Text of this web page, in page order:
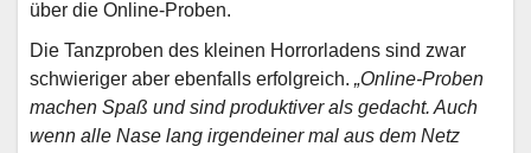
über die Online-Proben.
Die Tanzproben des kleinen Horrorladens sind zwar
schwieriger aber ebenfalls erfolgreich. „Online-Proben
machen Spaß und sind produktiver als gedacht. Auch
wenn alle Nase lang irgendeiner mal aus dem Netz